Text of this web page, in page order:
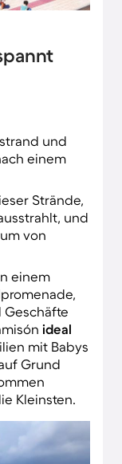
und
einem
Strände,
und
von
einem
Geschäfte
ideal
mit Babys
Grund
Kleinsten.